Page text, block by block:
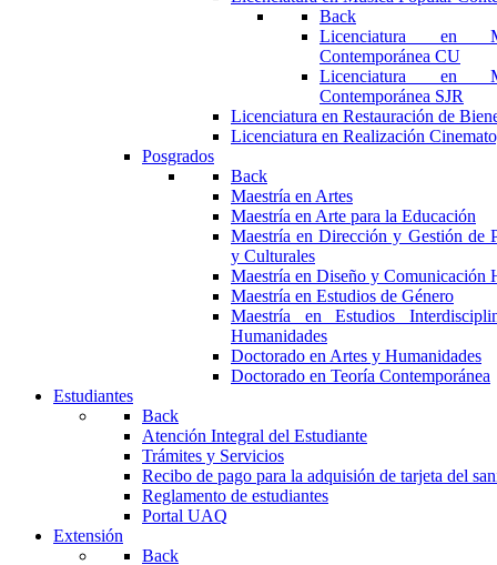
Back
Licenciatura en
Contemporánea CU
Licenciatura en
Contemporánea SJR
Licenciatura en Restauración de
Licenciatura en Realización
Posgrados
Back
Maestría en Artes
Maestría en Arte para la Educación
Maestría en Dirección y Gestión de
y Culturales
Maestría en Diseño y Comunicación
Maestría en Estudios de Género
Maestría en Estudios
Humanidades
Doctorado en Artes y Humanidades
Doctorado en Teoría Contemporánea
Estudiantes
Back
Atención Integral del Estudiante
Trámites y Servicios
Recibo de pago para la adquisión de tarjeta del
Reglamento de estudiantes
Portal UAQ
Extensión
Back